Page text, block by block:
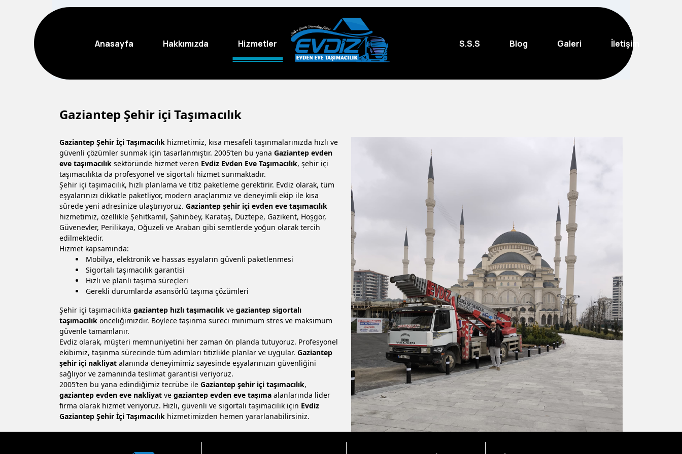
Gaziantep Şehir içi Taşımacılık
Gaziantep Şehir İçi Taşımacılık hizmetimiz, kısa mesafeli taşınmalarınızda hızlı ve
güvenli çözümler sunmak için tasarlanmıştır. 2005’ten bu yana Gaziantep evden
eve taşımacılık sektöründe hizmet veren Evdiz Evden Eve Taşımacılık, şehir içi
taşımacılıkta da profesyonel ve sigortalı hizmet sunmaktadır.
Şehir içi taşımacılık, hızlı planlama ve titiz paketleme gerektirir. Evdiz olarak, tüm
eşyalarınızı dikkatle paketliyor, modern araçlarımız ve deneyimli ekip ile kısa
sürede yeni adresinize ulaştırıyoruz. Gaziantep şehir içi evden eve taşımacılık
hizmetimiz, özellikle Şehitkamil, Şahinbey, Karataş, Düztepe, Gazikent, Hoşgör,
Güvenevler, Perilikaya, Oğuzeli ve Araban gibi semtlerde yoğun olarak tercih
edilmektedir.
Hizmet kapsamında:
Mobilya, elektronik ve hassas eşyaların güvenli paketlenmesi
Sigortalı taşımacılık garantisi
Hızlı ve planlı taşıma süreçleri
Gerekli durumlarda asansörlü taşıma çözümleri
Şehir içi taşımacılıkta gaziantep hızlı taşımacılık ve gaziantep sigortalı
taşımacılık önceliğimizdir. Böylece taşınma süreci minimum stres ve maksimum
güvenle tamamlanır.
Evdiz olarak, müşteri memnuniyetini her zaman ön planda tutuyoruz. Profesyonel
ekibimiz, taşınma sürecinde tüm adımları titizlikle planlar ve uygular. Gaziantep
şehir içi nakliyat alanında deneyimimiz sayesinde eşyalarınızın güvenliğini
sağlıyor ve zamanında teslimat garantisi veriyoruz.
2005’ten bu yana edindiğimiz tecrübe ile Gaziantep şehir içi taşımacılık,
gaziantep evden eve nakliyat ve gaziantep evden eve taşıma alanlarında lider
firma olarak hizmet veriyoruz. Hızlı, güvenli ve sigortalı taşımacılık için Evdiz
Gaziantep Şehir İçi Taşımacılık hizmetimizden hemen yararlanabilirsiniz.
Anasayfa Hakkımızda Hizmetler S.S.S Blog Galeri İletişim